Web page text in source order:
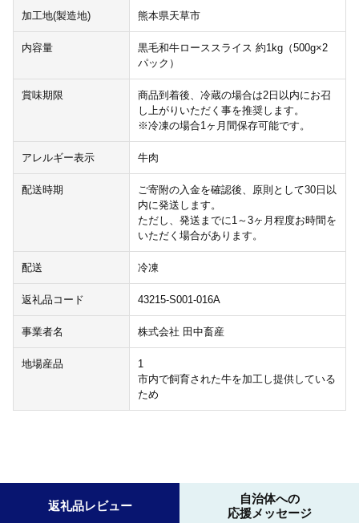
加工地(製造地) 熊本県天草市
内容量
黒毛和牛ローススライス 約1kg（500g×2
パック）
賞味期限
商品到着後、冷蔵の場合は2日以内にお召
し上がりいただく事を推奨します。
※冷凍の場合1ヶ月間保存可能です。
アレルギー表示 牛肉
配送時期
ご寄附の入金を確認後、原則として30日以
内に発送します。
ただし、発送までに1～3ヶ月程度お時間を
いただく場合があります。
配送 冷凍
返礼品コード 43215-S001-016A
事業者名 株式会社 田中畜産
地場産品
1
市内で飼育された牛を加工し提供している
ため
返礼品レビュー
自治体への
応援メッセージ